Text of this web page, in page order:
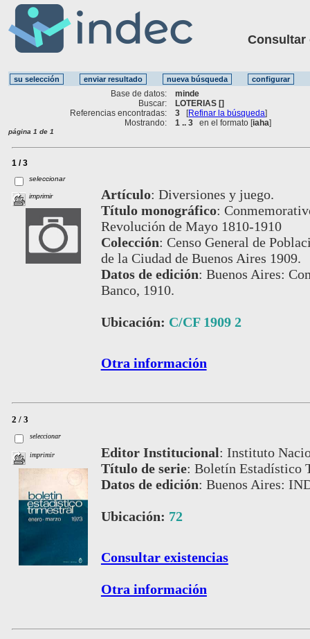
Consultar
Base de datos:
minde
Buscar:
LOTERIAS []
Referencias encontradas:
3 [Refinar la búsqueda]
Mostrando:
1 .. 3 en el formato [iaha]
página 1 de 1
1 / 3
seleccionar
imprimir Artículo: Diversiones y juego.
Título monográfico:
Revolución de Mayo 1810-1910
Colección: Censo General de
de la Ciudad de Buenos Aires 1909.
Datos de edición: Buenos Aires:
Banco, 1910.
Ubicación: C/CF 1909 2
Otra información
2 / 3
seleccionar
imprimir Editor Institucional: Instituto
Título de serie: Boletín Estadístico
Datos de edición: Buenos Aires:
Ubicación: 72
Consultar existencias
Otra información